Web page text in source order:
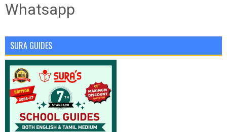
Whatsapp
SURA GUIDES